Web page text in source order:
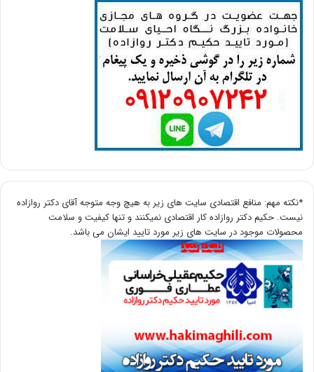
*نکته مهم: منافع اقتصادی سایت های زیر به هیچ وجه متوجه آقای دکتر روازاده
نیست. حکیم دکتر روازاده کار اقتصادی نمیکنند و تنها کیفیت و سلامت
محصولات موجود در سایت های زیر مورد تایید ایشان می باشد.